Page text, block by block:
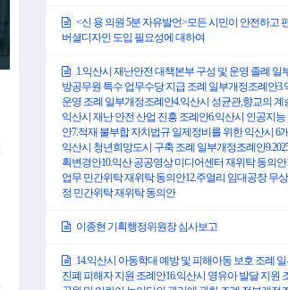
<신 용 의원 5분 자유발언>모든 시민이 안전하고
버셜디자인 도입 필요성에 대하여
1.익산시 재난안전 대책본부 구성 및 운영 졸례 일
방공무원 특수 업무수당 지급 조례 일부개정조례안3.
운영 조례 일부개정조례안4.익산시 성균관,향교의 계
익산시 재난 안전 산업 진흥 조례안6.익산시 인공지능
안7.적재 불부합 자치법규 일제정비를 위한 익산시 6
익산시 청년희망도시 구축 조례 일부개정조례안
획변경안10.익산 공공영상 미디어센터 재위탁 동의안
업무 민간위탁 재위탁 동의안12.주얼리 임대공장 무
정 민간위탁 재위탁 동의안
이종현 기획행정위원장 심사보고
14.익산시 아동학대 예방 및 피해아동 보호 조례
진폐 피해자 지원 조례안16.익산시 영유아 발달 지원